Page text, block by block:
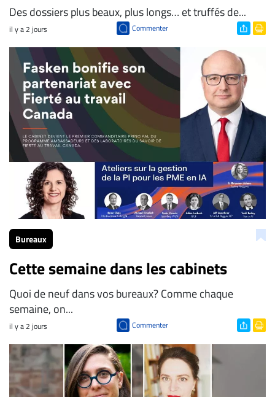
Des dossiers plus beaux, plus longs… et truffés de...
il y a 2 jours Commenter
Bureaux
Cette semaine dans les cabinets
Quoi de neuf dans vos bureaux? Comme chaque
semaine, on...
il y a 2 jours Commenter